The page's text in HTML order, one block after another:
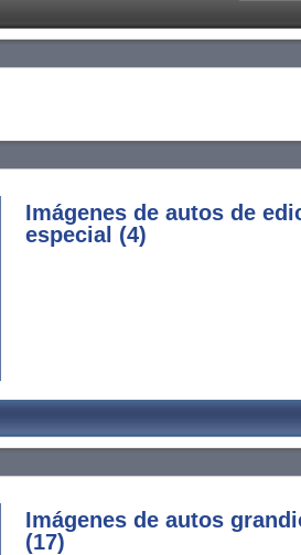
Imágenes de autos de
especial (4)
Imágenes de autos
(17)